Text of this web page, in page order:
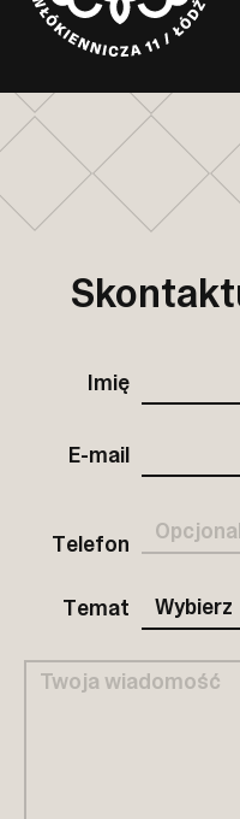
Imię
E-mail
Telefon
Temat Wybierz
Edukacja
Wizyta
Inny